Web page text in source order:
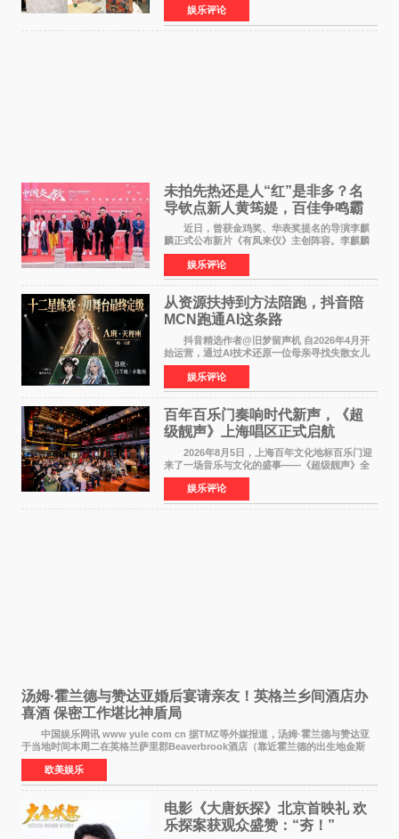
公厅印发《关于发展银发经济增进老年人福祉的
意见》——这是
娱乐评论
未拍先热还是人“红”是非多？名
导钦点新人黄筠媞，百佳争鸣霸
气回应
近日，曾获金鸡奖、华表奖提名的导演李麒
麟正式公布新片《有凤来仪》主创阵容。李麒麟
早年凭电影《华容道》获得金鸡奖、华表奖提
名，此后长期参与国内外电影制作，其担任制片
人参与的作品亦曾
娱乐评论
从资源扶持到方法陪跑，抖音陪
MCN跑通AI这条路
抖音精选作者@旧梦留声机 自2026年4月开
始运营，通过AI技术还原一位母亲寻找失散女儿
的故事，凭借强情感表达获得大量用户关注，发
布仅21小时便获得超1亿曝光、超1000万互动。
此后，账号持续沿
娱乐评论
百年百乐门奏响时代新声，《超
级靓声》上海唱区正式启航
2026年8月5日，上海百年文化地标百乐门迎
来了一场音乐与文化的盛事——《超级靓声》全
国励志音乐公益节目上海唱区新闻发布会暨启动
仪式在此隆重举行。各界领导、嘉宾与媒体朋友
齐聚一堂，共同
娱乐评论
汤姆·霍兰德与赞达亚婚后宴请亲友！英格兰乡间酒店办
喜酒 保密工作堪比神盾局
中国娱乐网讯 www yule com cn 据TMZ等外媒报道，汤姆·霍兰德与赞达亚
于当地时间本周二在英格兰萨里郡Beaverbrook酒店（靠近霍兰德的出生地金斯
顿）举办婚宴，邀请家人与朋友们喝喜酒，庆祝
欧美娱乐
电影《大唐妖探》北京首映礼 欢
乐探案获观众盛赞：“夯！”